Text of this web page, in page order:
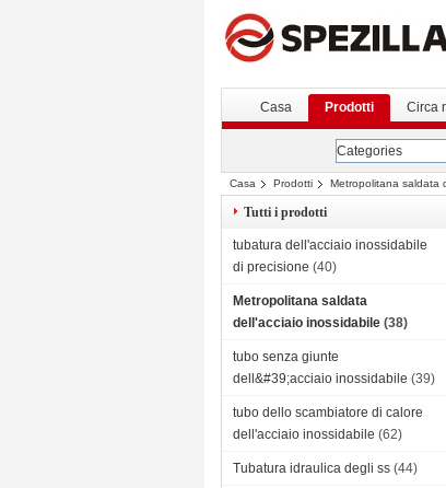
Casa Prodotti Circa
Categories
Casa Prodotti Metropolitana saldata
Tutti i prodotti
tubatura dell'acciaio inossidabile
di precisione (40)
Metropolitana saldata
dell'acciaio inossidabile (38)
tubo senza giunte
dell&#39;acciaio inossidabile (39)
tubo dello scambiatore di calore
dell'acciaio inossidabile (62)
Tubatura idraulica degli ss (44)